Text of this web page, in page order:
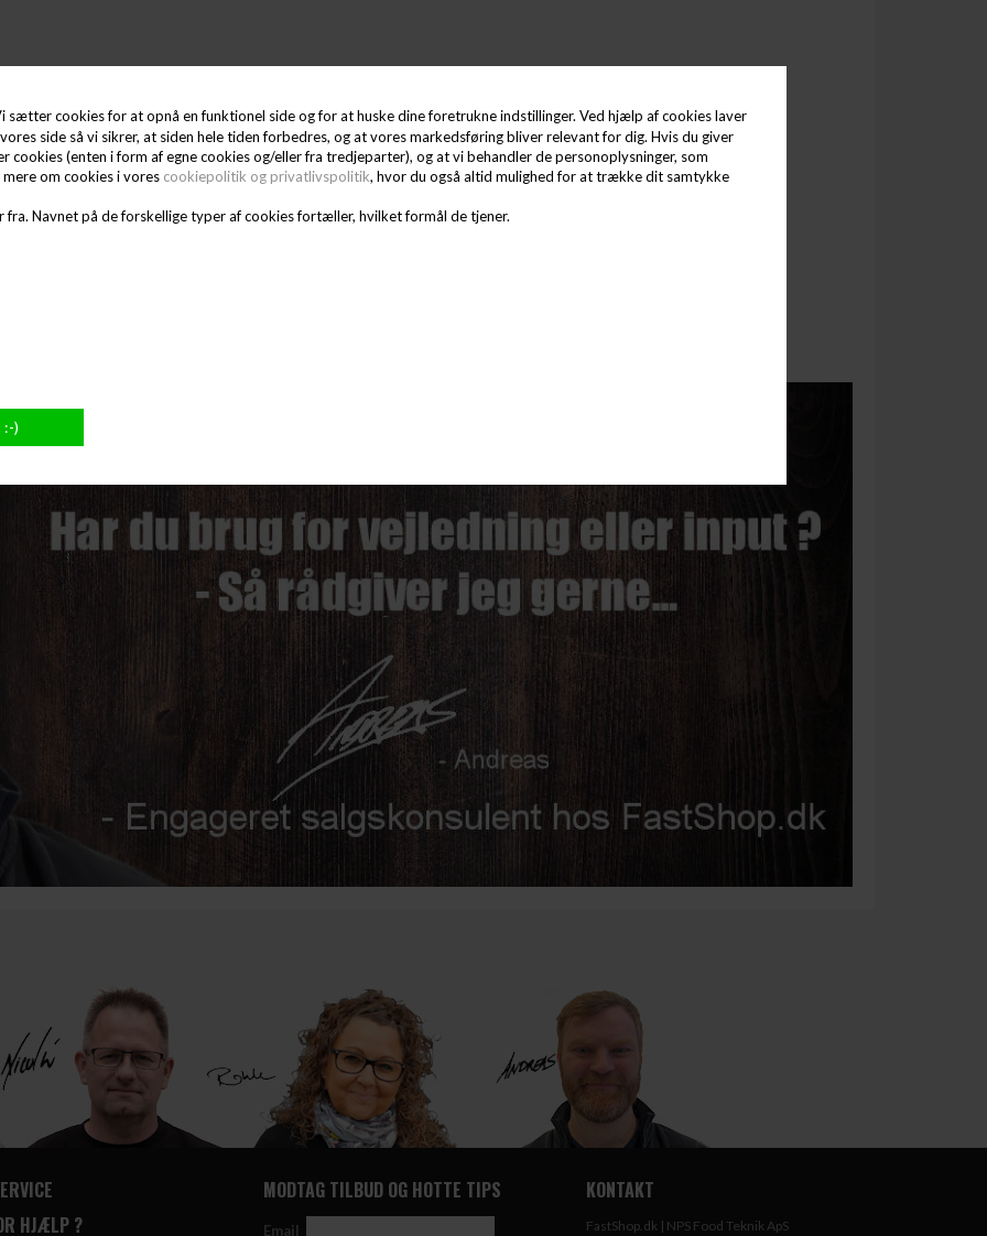
sætter cookies for at opnå en funktionel side og for at huske dine foretrukne indstillinger. Ved hjælp af cookies laver
side så vi sikrer, at siden hele tiden forbedres, og at vores markedsføring bliver relevant for dig. Hvis du giver
(enten i form af egne cookies og/eller fra tredjeparter), og at vi behandler de personoplysninger, som
om cookies i vores cookiepolitik og privatlivspolitik, hvor du også altid mulighed for at trække dit samtykke
Navnet på de forskellige typer af cookies fortæller, hvilket formål de tjener.
1 sæt skuffer i venstre side
HJÆLP ?
MODTAG TILBUD OG HOTTE TIPS
Email
KONTAKT
FastShop.dk | NPS Food Teknik ApS